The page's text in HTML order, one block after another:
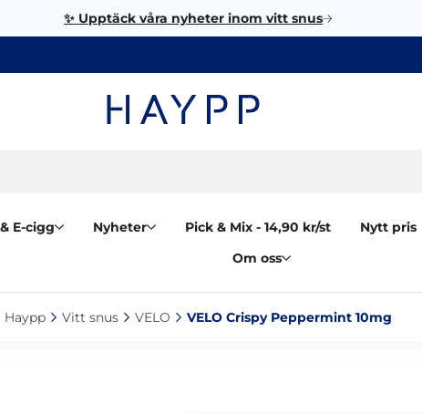
✨ Upptäck våra nyheter inom vitt snus
E-cigg Nyheter Pick & Mix - 14,90 kr/st Nytt pris
Om oss
Haypp‎ Vitt snus‎ VELO‎ VELO Crispy Peppermint 10mg‎